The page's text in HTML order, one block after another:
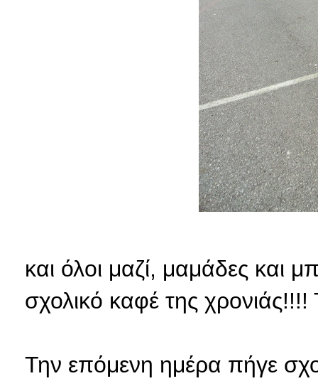
και όλοι μαζί, μαμάδες και
σχολικό καφέ της
Την επόμενη ημέρα πήγε